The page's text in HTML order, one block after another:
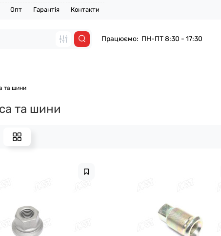
Опт Гарантія Контакти
Працюємо: ПН-ПТ 8:30 - 17:30
та шини
та шини